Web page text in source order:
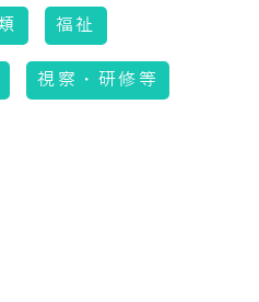
福祉
視察・研修等